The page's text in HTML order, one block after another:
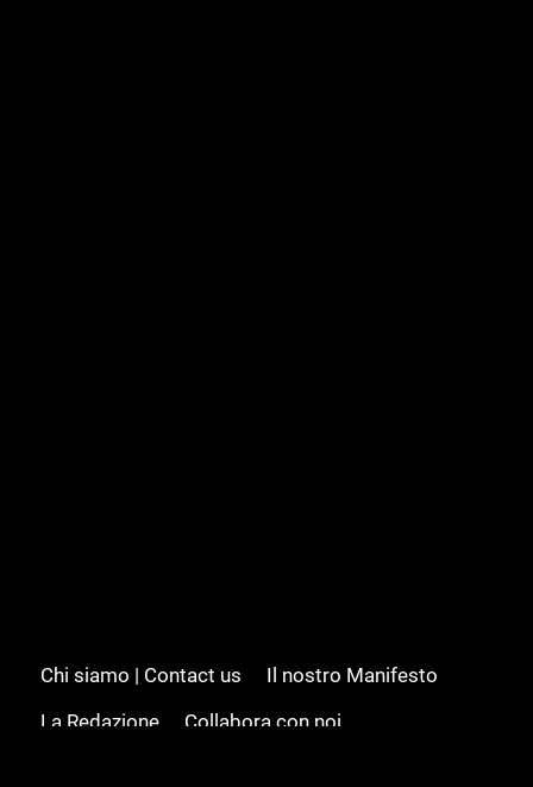
Chi siamo | Contact us
Il nostro Manifesto
La Redazione
Collabora con noi